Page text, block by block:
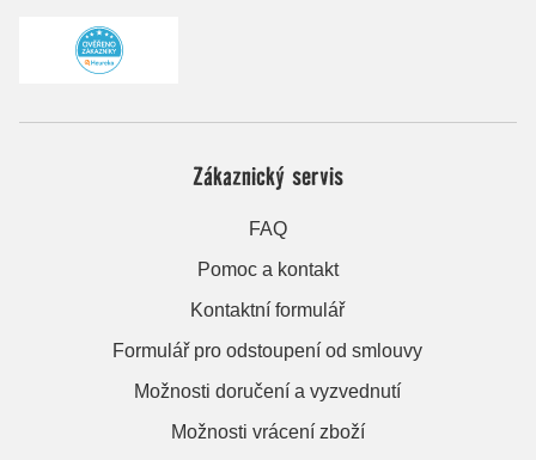
Zákaznický servis
FAQ
Pomoc a kontakt
Kontaktní formulář
Formulář pro odstoupení od smlouvy
Možnosti doručení a vyzvednutí
Možnosti vrácení zboží